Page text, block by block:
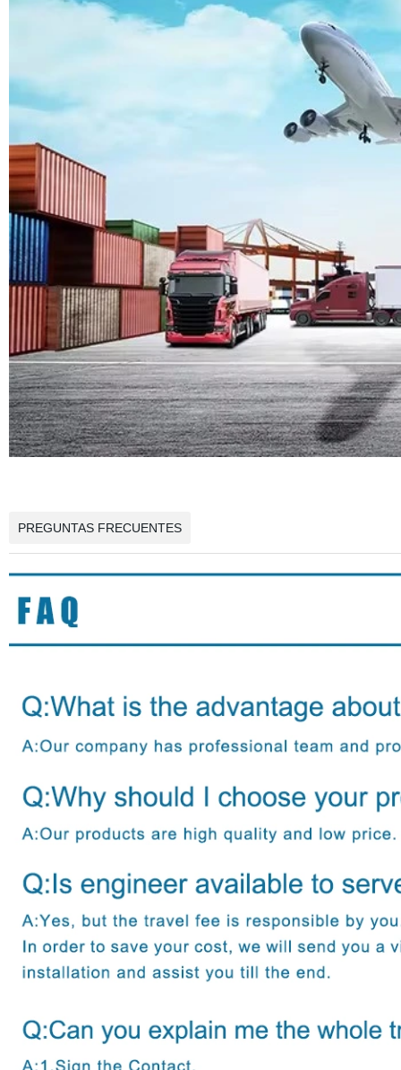
PREGUNTAS FRECUENTES